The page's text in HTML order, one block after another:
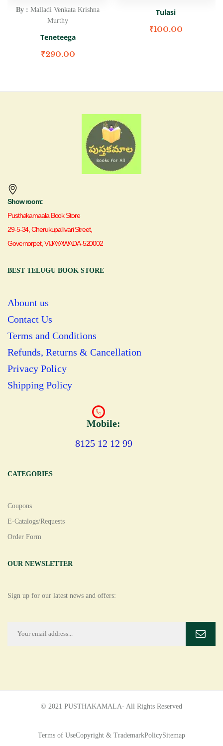
By : Malladi Venkata Krishna
Murthy
Teneteega
₹290.00
Tulasi
₹100.00
Show room:
Pusthakamaala Book Store
29-5-34, Cherukupallivari Street,
Governorpet, VIJAYAWADA-520002
BEST TELUGU BOOK STORE
Abount us
Contact Us
Terms and Conditions
Refunds, Returns & Cancellation
Privacy Policy
Shipping Policy
Mobile:
8125 12 12 99
CATEGORIES
Coupons
E-Catalogs/Requests
Order Form
OUR NEWSLETTER
Sign up for our latest news and offers:
© 2021 PUSTHAKAMALA- All Rights Reserved
Terms of UseCopyright & TrademarkPolicySitemap